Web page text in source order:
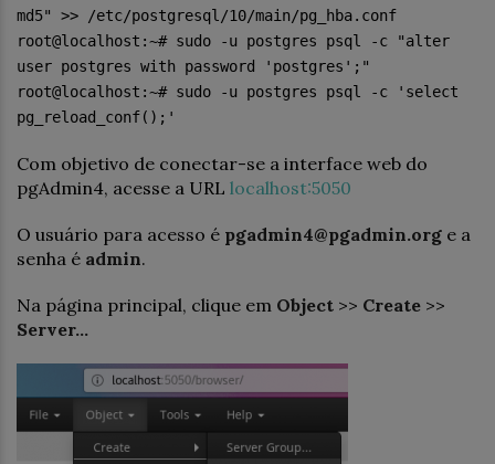
md5" >> /etc/postgresql/10/main/pg_hba.conf
root@localhost:~# sudo -u postgres psql -c "alter
user postgres with password 'postgres';"
root@localhost:~# sudo -u postgres psql -c 'select
pg_reload_conf();'
Com objetivo de conectar-se a interface web do
pgAdmin4, acesse a URL localhost:5050
O usuário para acesso é pgadmin4@pgadmin.org e a
senha é admin.
Na página principal, clique em Object >> Create >>
Server…